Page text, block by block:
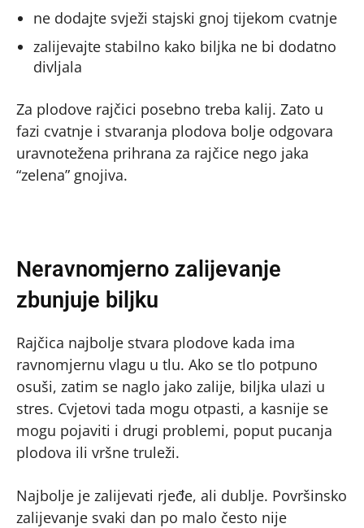
ne dodajte svježi stajski gnoj tijekom cvatnje
zalijevajte stabilno kako biljka ne bi dodatno
divljala
Za plodove rajčici posebno treba kalij. Zato u
fazi cvatnje i stvaranja plodova bolje odgovara
uravnotežena prihrana za rajčice nego jaka
“zelena” gnojiva.
Neravnomjerno zalijevanje
zbunjuje biljku
Rajčica najbolje stvara plodove kada ima
ravnomjernu vlagu u tlu. Ako se tlo potpuno
osuši, zatim se naglo jako zalije, biljka ulazi u
stres. Cvjetovi tada mogu otpasti, a kasnije se
mogu pojaviti i drugi problemi, poput pucanja
plodova ili vršne truleži.
Najbolje je zalijevati rjeđe, ali dublje. Površinsko
zalijevanje svaki dan po malo često nije